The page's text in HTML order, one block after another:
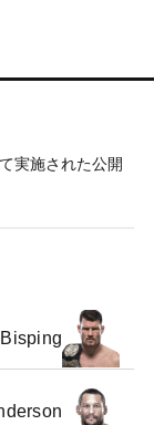
実施された公開